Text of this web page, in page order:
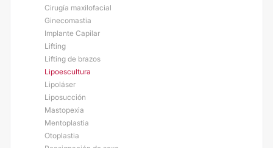
Cirugía maxilofacial
Ginecomastia
Implante Capilar
Lifting
Lifting de brazos
Lipoescultura
Lipoláser
Liposucción
Mastopexia
Mentoplastia
Otoplastia